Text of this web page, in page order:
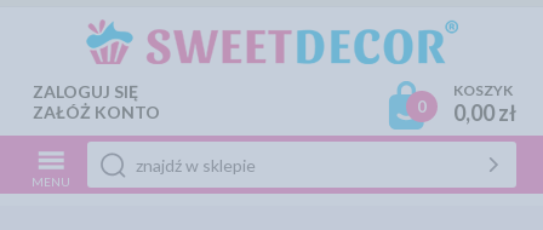
ZALOGUJ SIĘ
ZAŁÓŻ KONTO
0
KOSZYK
0,00 zł
MENU